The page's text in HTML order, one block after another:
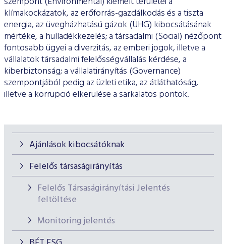
ESG Útmutató
Ajánlások kibocsátóknak
Felelős társaságirányítás
Felelős Társaságirányítási Jelentés
feltöltése
Monitoring jelentés
klímakockázatok, az erőforrás-gazdálkodás és a tiszta
energia, az üvegházhatású gázok (ÜHG) kibocsátásának
mértéke, a hulladékkezelés; a társadalmi (Social) nézőpont
fontosabb ügyei a diverzitás, az emberi jogok, illetve a
vállalatok társadalmi felelősségvállalás kérdése, a
kiberbiztonság; a vállalatirányítás (Governance)
szempontjából pedig az üzleti etika, az átláthatóság,
illetve a korrupció elkerülése a sarkalatos pontok.